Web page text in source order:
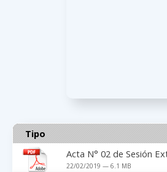
Tipo
Acta N° 02 de Sesión
22/02/2019 — 6.1 MB